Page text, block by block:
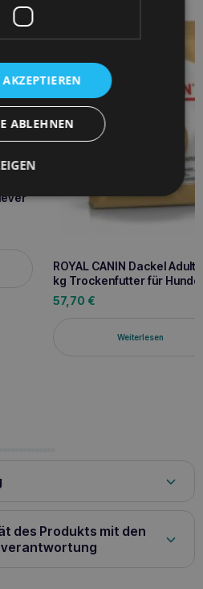
ROYAL CANIN Dackel Adult
kg Trockenfutter für Hunde
57,70 €
Weiterlesen
hohen Schmackhaftigkeit
Bedürfnisse selbst der
des Produkts mit den
ABLEHNEN